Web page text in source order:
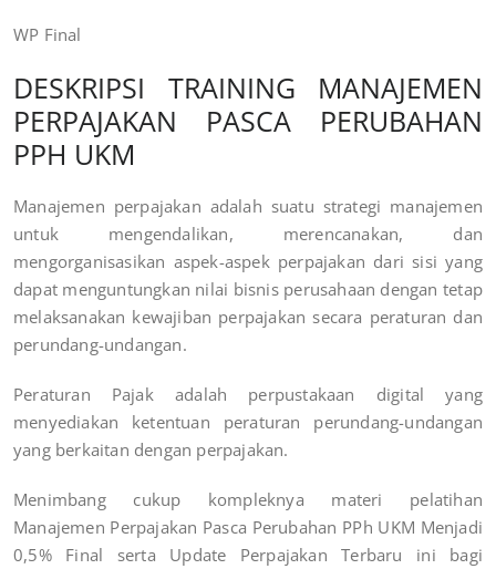
WP Final
DESKRIPSI TRAINING MANAJEMEN
PERPAJAKAN PASCA PERUBAHAN
PPH UKM
Manajemen perpajakan adalah suatu strategi manajemen
untuk mengendalikan, merencanakan, dan
mengorganisasikan aspek-aspek perpajakan dari sisi yang
dapat menguntungkan nilai bisnis perusahaan dengan tetap
melaksanakan kewajiban perpajakan secara peraturan dan
perundang-undangan.
Peraturan Pajak adalah perpustakaan digital yang
menyediakan ketentuan peraturan perundang-undangan
yang berkaitan dengan perpajakan.
Menimbang cukup kompleknya materi pelatihan
Manajemen Perpajakan Pasca Perubahan PPh UKM Menjadi
0,5% Final serta Update Perpajakan Terbaru ini bagi